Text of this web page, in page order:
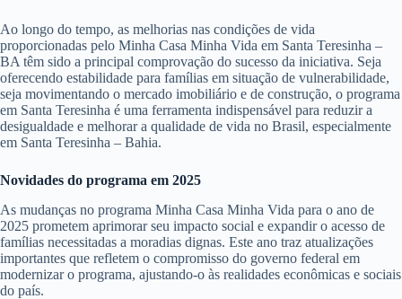
Ao longo do tempo, as melhorias nas condições de vida
proporcionadas pelo Minha Casa Minha Vida em Santa Teresinha –
BA têm sido a principal comprovação do sucesso da iniciativa. Seja
oferecendo estabilidade para famílias em situação de vulnerabilidade,
seja movimentando o mercado imobiliário e de construção, o programa
em Santa Teresinha é uma ferramenta indispensável para reduzir a
desigualdade e melhorar a qualidade de vida no Brasil, especialmente
em Santa Teresinha – Bahia.
Novidades do programa em 2025
As mudanças no programa Minha Casa Minha Vida para o ano de
2025 prometem aprimorar seu impacto social e expandir o acesso de
famílias necessitadas a moradias dignas. Este ano traz atualizações
importantes que refletem o compromisso do governo federal em
modernizar o programa, ajustando-o às realidades econômicas e sociais
do país.